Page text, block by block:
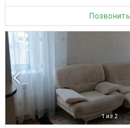
Позвонить
1 из 2